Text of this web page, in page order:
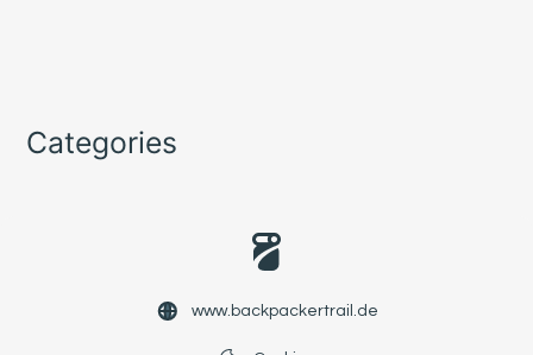
Categories
www.backpackertrail.de